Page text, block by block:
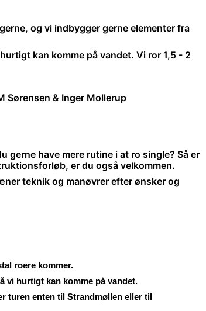
og vi indbygger gerne elementer fra
kan komme på vandet. Vi ror 1,5 - 2
Sørensen & Inger Mollerup
gerne have mere rutine i at ro single? Så er
er du også velkommen.
teknik og manøvrer efter ønsker og
roere kommer.
vi hurtigt kan komme på vandet.
turen enten til Strandmøllen eller til